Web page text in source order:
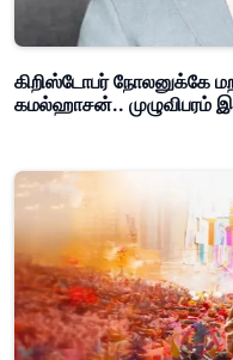
கிறிஸ்டோபர் நோலனுக்கே
கமல்ஹாசன்.. முழுவிபரம்